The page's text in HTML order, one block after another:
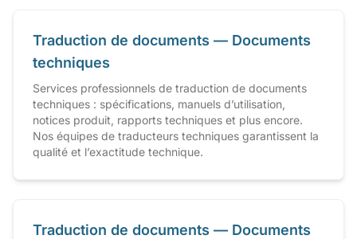
Traduction de documents — Documents
techniques
Services professionnels de traduction de documents
techniques : spécifications, manuels d’utilisation,
notices produit, rapports techniques et plus encore.
Nos équipes de traducteurs techniques garantissent la
qualité et l’exactitude technique.
Traduction de documents — Documents